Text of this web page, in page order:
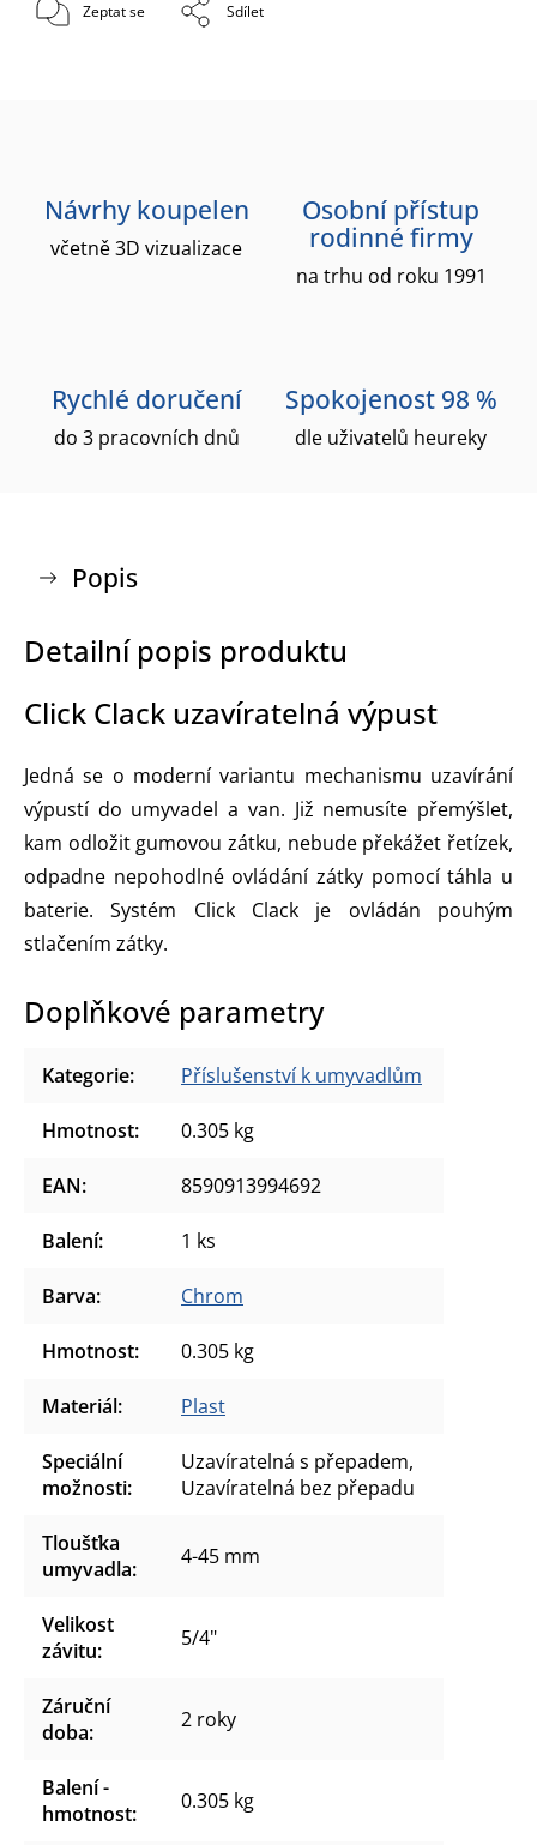
Zeptat se Sdílet
Návrhy koupelen
včetně 3D vizualizace
Osobní přístup
rodinné firmy
na trhu od roku 1991
Rychlé doručení
do 3 pracovních dnů
Spokojenost 98 %
dle uživatelů heureky
Popis
Detailní popis produktu
Click Clack uzavíratelná výpust
Jedná se o moderní variantu mechanismu uzavírání
výpustí do umyvadel a van. Již nemusíte přemýšlet,
kam odložit gumovou zátku, nebude překážet řetízek,
odpadne nepohodlné ovládání zátky pomocí táhla u
baterie. Systém Click Clack je ovládán pouhým
stlačením zátky.
Doplňkové parametry
Kategorie: Příslušenství k umyvadlům
Hmotnost: 0.305 kg
EAN: 8590913994692
Balení: 1 ks
Barva: Chrom
Hmotnost: 0.305 kg
Materiál: Plast
Speciální
možnosti:
Uzavíratelná s přepadem,
Uzavíratelná bez přepadu
Tloušťka
umyvadla: 4-45 mm
Velikost
závitu: 5/4"
Záruční
doba: 2 roky
Balení -
hmotnost: 0.305 kg